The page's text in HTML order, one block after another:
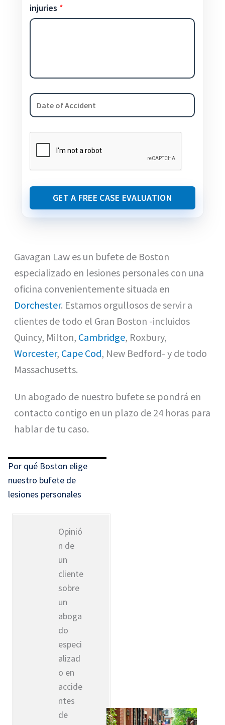
injuries *
GET A FREE CASE EVALUATION
Gavagan Law es un bufete de Boston
especializado en lesiones personales con una
oficina convenientemente situada en
Dorchester. Estamos orgullosos de servir a
clientes de todo el Gran Boston -incluidos
Quincy, Milton, Cambridge, Roxbury,
Worcester, Cape Cod, New Bedford- y de todo
Massachusetts.
Un abogado de nuestro bufete se pondrá en
contacto contigo en un plazo de 24 horas para
hablar de tu caso.
Por qué Boston elige
nuestro bufete de
lesiones personales
Opinió
n de
un
cliente
sobre
un
aboga
do
especi
alizad
o en
accide
ntes
de